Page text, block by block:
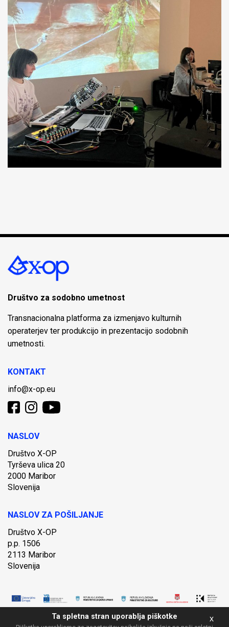
Društvo za sodobno umetnost
Transnacionalna platforma za izmenjavo kulturnih
operaterjev ter produkcijo in prezentacijo sodobnih
umetnosti.
KONTAKT
info@x-op.eu
NASLOV
Društvo X-OP
Tyrševa ulica 20
2000 Maribor
Slovenija
NASLOV ZA POŠILJANJE
Društvo X-OP
p.p. 1506
2113 Maribor
Slovenija
Ta spletna stran uporablja piškotke x